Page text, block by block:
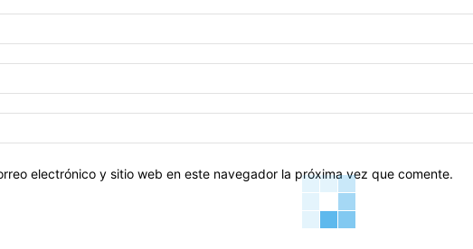
electrónico y sitio web en este navegador la próxima vez que comente.